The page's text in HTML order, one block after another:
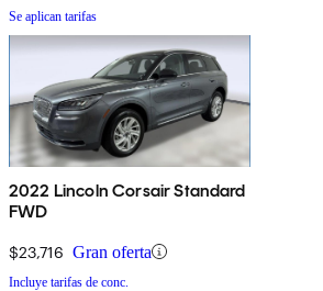
Se aplican tarifas
2022 Lincoln Corsair Standard
FWD
$23,716 Gran oferta
Incluye tarifas de conc.